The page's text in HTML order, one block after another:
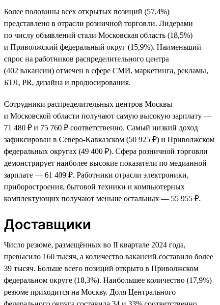
Более половины всех открытых позиций (57,4%)
представлено в отрасли розничной торговли. Лидерами
по числу объявлений стали Московская область (18,5%)
и Приволжский федеральный округ (15,9%). Наименьший
спрос на работников распределительного центра
(402 вакансии) отмечен в сфере СМИ, маркетинга, рекламы,
БТЛ, PR, дизайна и продюсирования.
Сотрудники распределительных центров Москвы
и Московской области получают самую высокую зарплату —
71 480 ₽ и 75 760 ₽ соответственно. Самый низкий доход
зафиксирован в Северо-Кавказском (50 925 ₽) и Приволжском
федеральных округах (49 400 ₽). Сфера розничной торговли
демонстрирует наиболее высокие показатели по медианной
зарплате — 61 409 ₽. Работники отрасли электроники,
приборостроения, бытовой техники и компьютерных
комплектующих получают меньше остальных — 55 955 ₽.
Доставщики
Число резюме, размещённых во II квартале 2024 года,
превысило 160 тысяч, а количество вакансий составило более
39 тысяч. Больше всего позиций открыто в Приволжском
федеральном округе (18,3%). Наибольшее количество (17,9%)
резюме приходится на Москву. Доля Центрального